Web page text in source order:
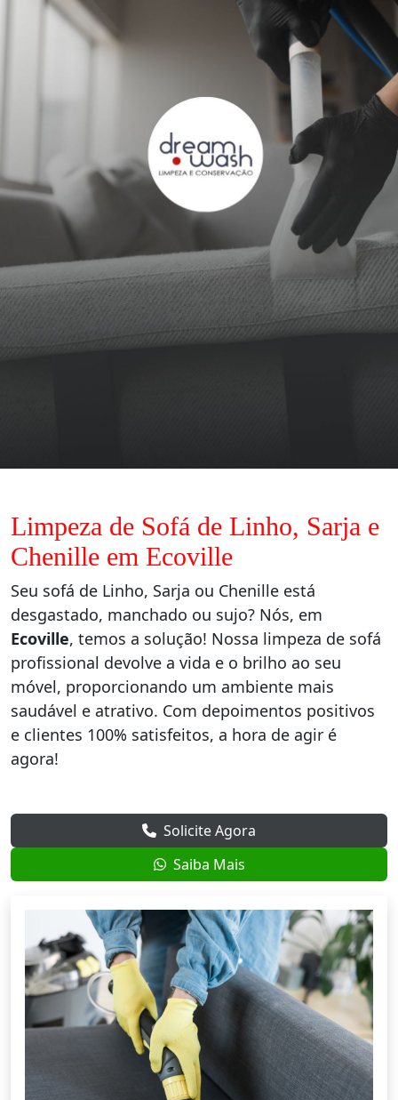
Limpeza de Sofá de Linho, Sarja e
Chenille em Ecoville
Seu sofá de Linho, Sarja ou Chenille está
desgastado, manchado ou sujo? Nós, em
Ecoville, temos a solução! Nossa limpeza de sofá
profissional devolve a vida e o brilho ao seu
móvel, proporcionando um ambiente mais
saudável e atrativo. Com depoimentos positivos
e clientes 100% satisfeitos, a hora de agir é
agora!
Solicite Agora
Saiba Mais